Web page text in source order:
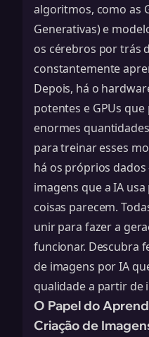
algoritmos, como as
Generativas) e
os cérebros por trás
constantemente
Depois, há o
potentes e GPUs
enormes
para treinar esses
há os próprios
imagens que a IA
coisas parecem.
unir para fazer a
funcionar. Descubra
de imagens por IA
qualidade a partir de
O Papel do
Criação de